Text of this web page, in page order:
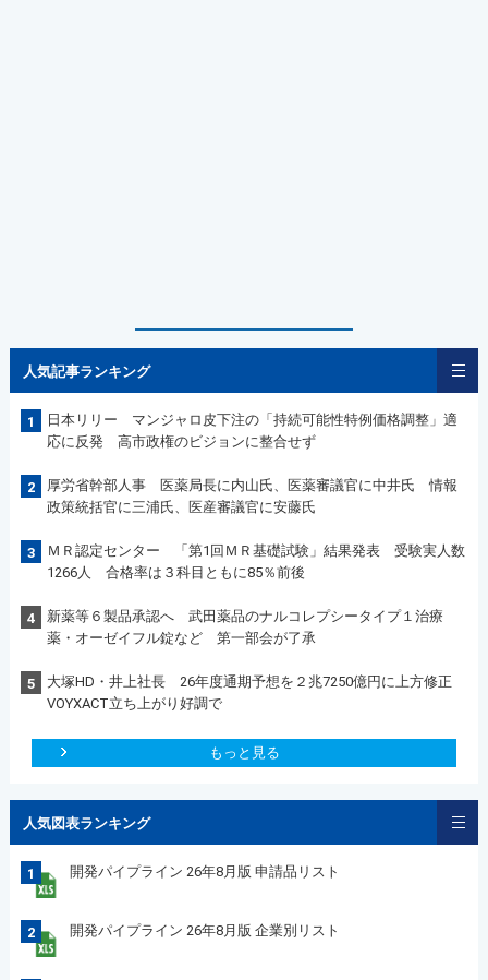
人気記事ランキング
1
日本リリー マンジャロ皮下注の「持続可能性特例価格調整」適
応に反発 高市政権のビジョンに整合せず
2
厚労省幹部人事 医薬局長に内山氏、医薬審議官に中井氏 情報
政策統括官に三浦氏、医産審議官に安藤氏
3
ＭＲ認定センター 「第1回ＭＲ基礎試験」結果発表 受験実人数
1266人 合格率は３科目ともに85％前後
4
新薬等６製品承認へ 武田薬品のナルコレプシータイプ１治療
薬・オーゼイフル錠など 第一部会が了承
5
大塚HD・井上社長 26年度通期予想を２兆7250億円に上方修正
VOYXACT立ち上がり好調で
もっと見る
人気図表ランキング
1 開発パイプライン 26年8月版 申請品リスト
2 開発パイプライン 26年8月版 企業別リスト